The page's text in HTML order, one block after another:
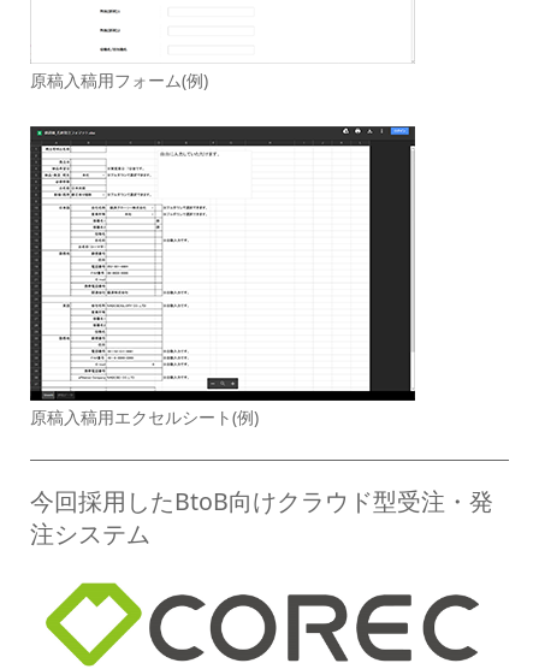
原稿入稿用フォーム(例)
原稿入稿用エクセルシート(例)
今回採用したBtoB向けクラウド型受注・発
注システム